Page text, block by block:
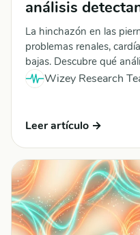
análisis
La hinchazón en las
problemas renales,
bajas. Descubre qué
Wizey Research
Leer artículo →